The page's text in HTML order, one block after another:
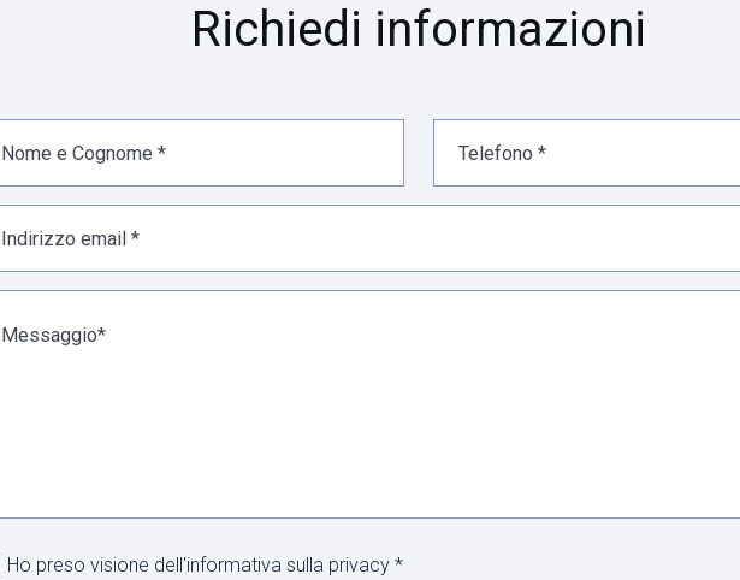
Richiedi informazioni
Ho preso visione dell'informativa sulla privacy *